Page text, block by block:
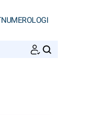
NUMEROLOGI